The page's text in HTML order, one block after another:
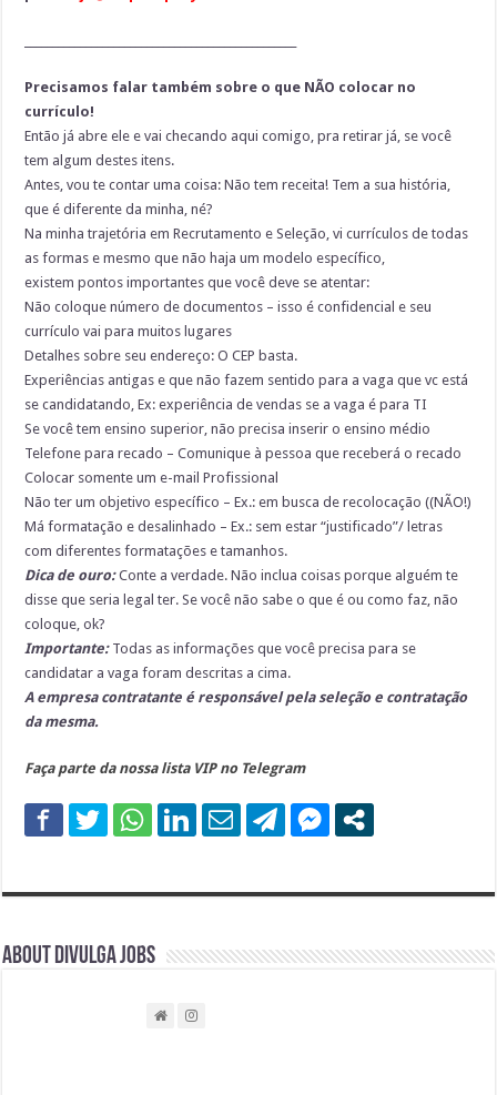
Precisamos falar também sobre o que NÃO colocar no
currículo!
Então já abre ele e vai checando aqui comigo, pra retirar já, se você
tem algum destes itens.
Antes, vou te contar uma coisa: Não tem receita! Tem a sua história,
que é diferente da minha, né?
Na minha trajetória em Recrutamento e Seleção, vi currículos de todas
as formas e mesmo que não haja um modelo específico,
existem pontos importantes que você deve se atentar:
Não coloque número de documentos – isso é confidencial e seu
currículo vai para muitos lugares
Detalhes sobre seu endereço: O CEP basta.
Experiências antigas e que não fazem sentido para a vaga que vc está
se candidatando, Ex: experiência de vendas se a vaga é para TI
Se você tem ensino superior, não precisa inserir o ensino médio
Telefone para recado – Comunique à pessoa que receberá o recado
Colocar somente um e-mail Profissional
Não ter um objetivo específico – Ex.: em busca de recolocação ((NÃO!)
Má formatação e desalinhado – Ex.: sem estar “justificado”/ letras
com diferentes formatações e tamanhos.
Dica de ouro: Conte a verdade. Não inclua coisas porque alguém te
disse que seria legal ter. Se você não sabe o que é ou como faz, não
coloque, ok?
Importante:Todas as informações que você precisa para se
candidatar a vaga foram descritas a cima.
A empresa contratante é responsável pela seleção e contratação
da mesma.
Faça parte da nossa lista VIP no Telegram
About DIVULGA JOBS